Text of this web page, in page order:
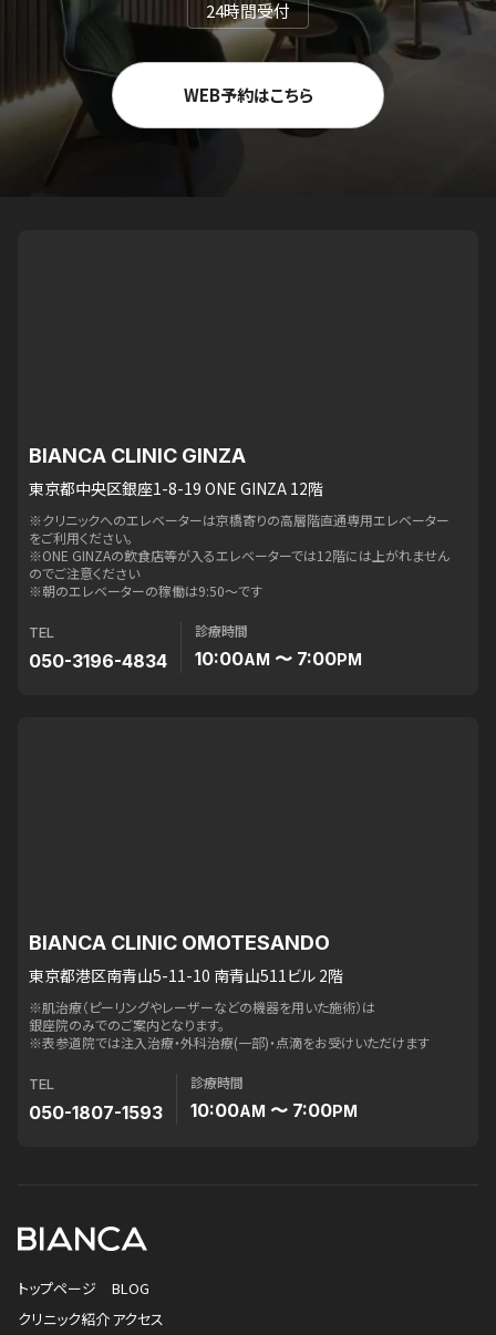
24時間受付
WEB予約はこちら
BIANCA CLINIC GINZA
東京都中央区銀座1-8-19 ONE GINZA 12階
※クリニックへのエレベーターは京橋寄りの高層階直通専用エレベーター
をご利用ください。
※ONE GINZAの飲食店等が入るエレベーターでは12階には上がれません
のでご注意ください
※朝のエレベーターの稼働は9:50〜です
TEL
050-3196-4834
診療時間
10:00AM 〜 7:00PM
BIANCA CLINIC OMOTESANDO
東京都港区南青山5-11-10 南青山511ビル 2階
※肌治療（ピーリングやレーザーなどの機器を用いた施術）は
銀座院のみでのご案内となります。
※表参道院では注入治療・外科治療(一部)・点滴をお受けいただけます
TEL
050-1807-1593
診療時間
10:00AM 〜 7:00PM
トップページ
クリニック紹介
BLOG
アクセス